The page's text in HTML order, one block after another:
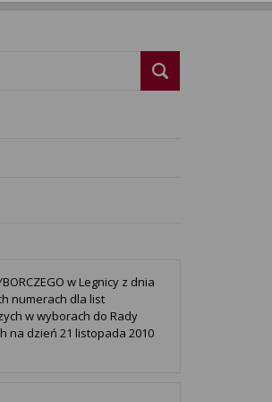
w Legnicy z dnia
numerach dla list
w wyborach do Rady
na dzień 21 listopada 2010